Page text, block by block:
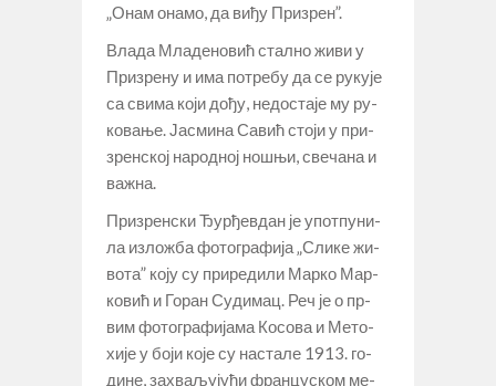
„Онам она­мо, да ви­ђу При­зрен”.
Вла­да Мла­де­но­вић стал­но жи­ви у
При­зре­ну и има по­тре­бу да се ру­ку­је
са сви­ма ко­ји до­ђу, не­до­ста­је му ру­
ко­ва­ње. Ја­сми­на Са­вић сто­ји у при­
зрен­ској на­род­ној но­шњи, све­ча­на и
ва­жна.
При­зрен­ски Ђур­ђев­дан је упот­пу­ни­
ла из­ло­жба фо­то­гра­фи­ја „Сли­ке жи­
во­та” ко­ју су при­ре­ди­ли Мар­ко Мар­
ко­вић и Го­ран Су­ди­мац. Реч је о пр­
вим фо­то­гра­фи­ја­ма Ко­со­ва и Ме­то­
хи­је у бо­ји ко­је су на­ста­ле 1913. го­
ди­не, за­хва­љу­ју­ћи фран­цу­ском ме­